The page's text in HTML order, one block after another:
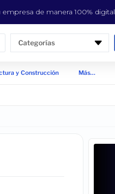
de manera 100% digital
Categorías
y Construcción Más…